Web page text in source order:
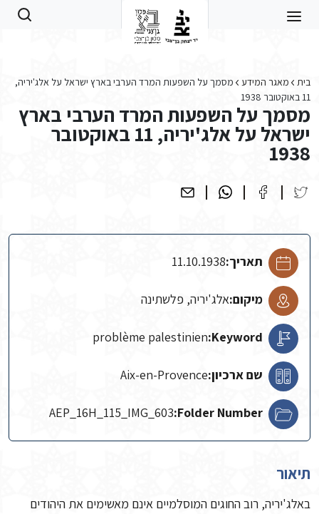
בית מאגר המידע
מסמך על השפעות המרד הערבי בארץ ישראל על אלג'יריה,
11 באוקטובר 1938
מסמך על השפעות המרד הערבי בארץ
ישראל על אלג'יריה, 11 באוקטובר
1938
תאריך:11.10.1938
מיקום:אלג'יריה, פלשתינה
Keyword:
problème palestinien
שם ארכיון:Aix-en-Provence
Folder Number:
AEP_16H_115_IMG_603
תיאור
באלג'יריה, רוב החוגים המוסלמיים אינם מאשימים את היהודים